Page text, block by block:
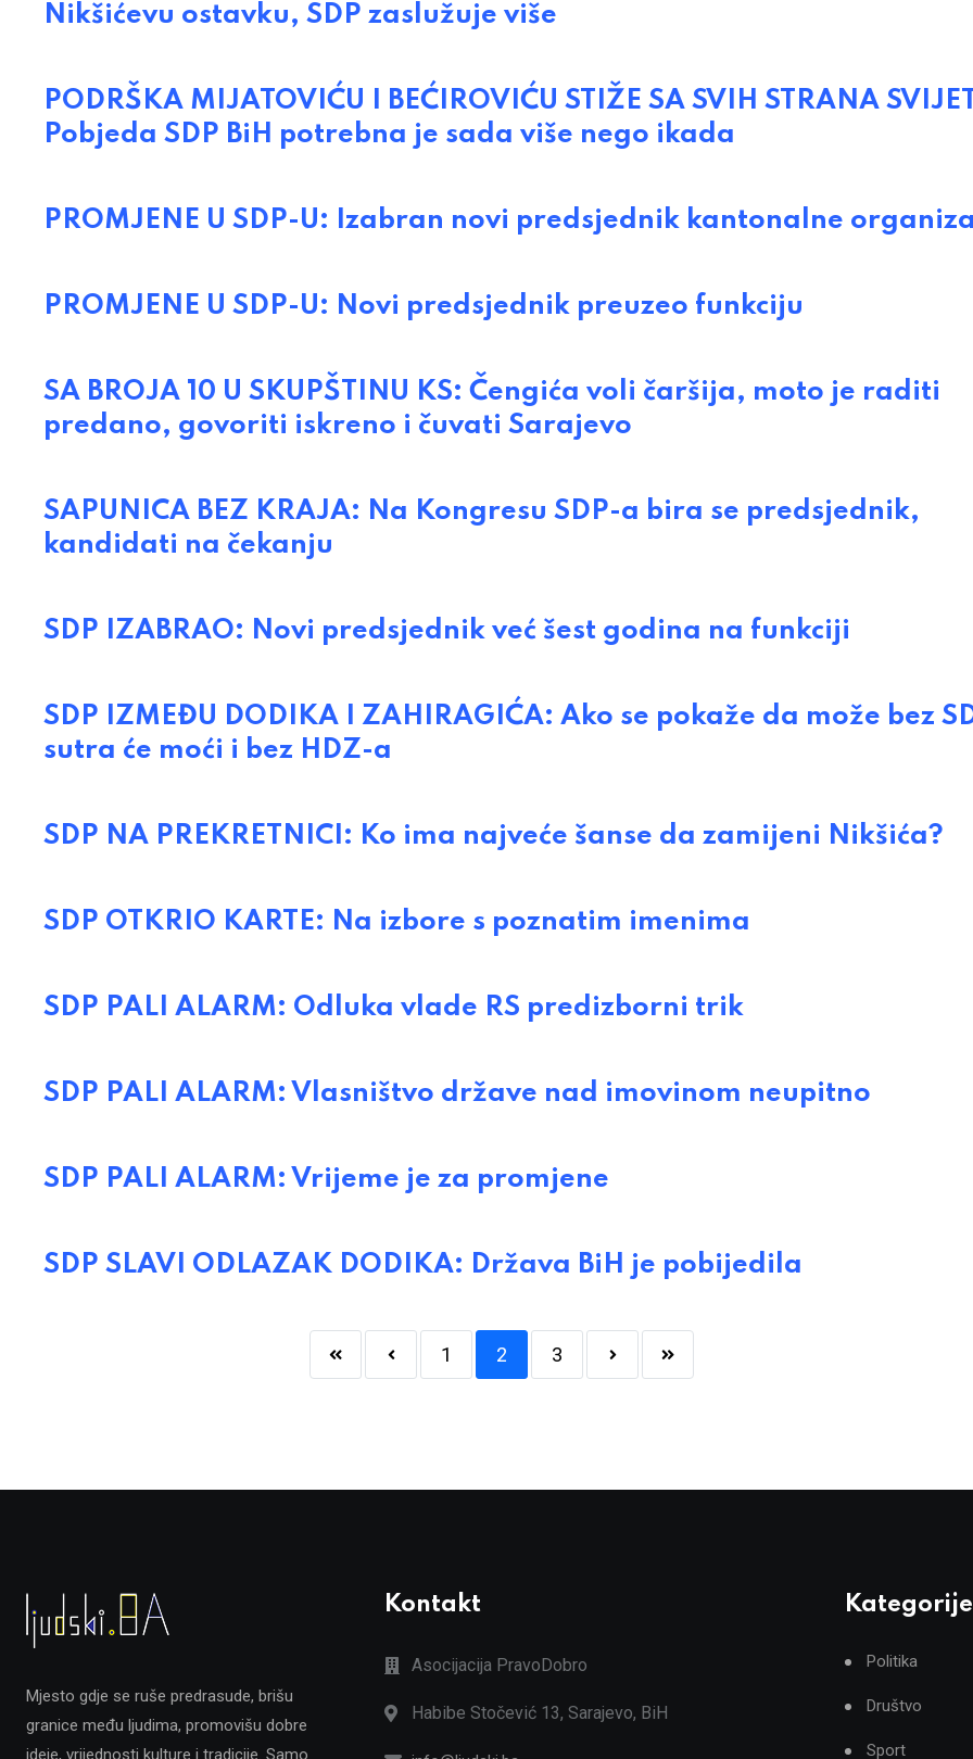
Nikšićevu ostavku, SDP zaslužuje više
PODRŠKA MIJATOVIĆU I BEĆIROVIĆU STIŽE SA SVIH STRANA
Pobjeda SDP BiH potrebna je sada više nego ikada
PROMJENE U SDP-U: Izabran novi predsjednik kantonalne
PROMJENE U SDP-U: Novi predsjednik preuzeo funkciju
SA BROJA 10 U SKUPŠTINU KS: Čengića voli čaršija, moto je raditi
predano, govoriti iskreno i čuvati Sarajevo
SAPUNICA BEZ KRAJA: Na Kongresu SDP-a bira se predsjednik,
kandidati na čekanju
SDP IZABRAO: Novi predsjednik već šest godina na funkciji
SDP IZMEĐU DODIKA I ZAHIRAGIĆA: Ako se pokaže da može bez
sutra će moći i bez HDZ-a
SDP NA PREKRETNICI: Ko ima najveće šanse da zamijeni Nikšića?
SDP OTKRIO KARTE: Na izbore s poznatim imenima
SDP PALI ALARM: Odluka vlade RS predizborni trik
SDP PALI ALARM: Vlasništvo države nad imovinom neupitno
SDP PALI ALARM: Vrijeme je za promjene
SDP SLAVI ODLAZAK DODIKA: Država BiH je pobijedila
1 2 3
Mjesto gdje se ruše predrasude, brišu
granice među ljudima, promovišu dobre
ideje, vrijednosti kulture i tradicije. Samo
Kontakt
Asocijacija PravoDobro
Habibe Stočević 13, Sarajevo, BiH
Kategorije
Politika
Društvo
Sport